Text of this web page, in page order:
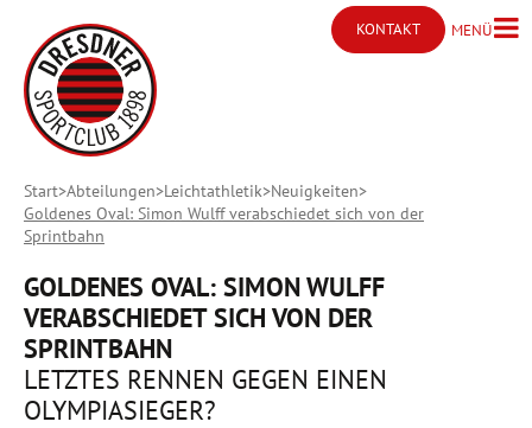
KONTAKT
Kontakt öffnen
MENÜMenü
Start Abteilungen Leichtathletik Neuigkeiten
Goldenes Oval: Simon Wulff verabschiedet sich von der
Sprintbahn
GOLDENES OVAL: SIMON WULFF
VERABSCHIEDET SICH VON DER
SPRINTBAHN
LETZTES RENNEN GEGEN EINEN
OLYMPIASIEGER?